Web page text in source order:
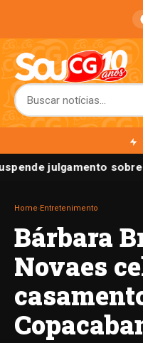
julgamento
Home Entretenimento
Bárbara
Novaes